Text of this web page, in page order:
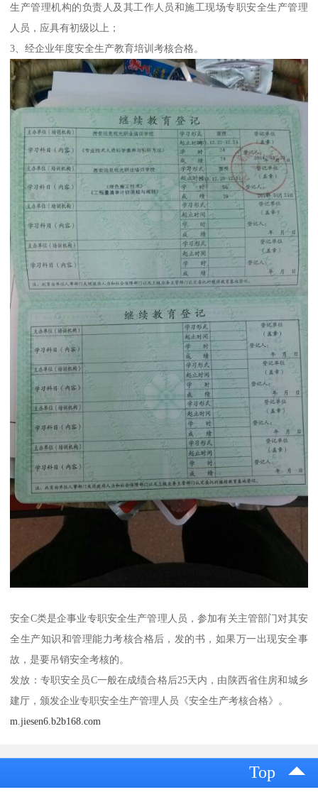
生产管理机构的负责人及其工作人员和施工现场专职安全生产管理
人员，应具有初级以上；
3、经企业年度安全生产教育培训考核合格。
安全C类是企事业专职安全生产管理人员，参加有关主管部门对其安
全生产知识和管理能力考核合格后，发的书，如果万一出现安全事
故，是要吊销安全考核的。
发放：专职安全员C一般在成绩合格后25天内，由陕西省住房和城乡
建厅，颁发企业专职安全生产管理人员《安全生产考核合格》。
m.jiesen6.b2b168.com
Top